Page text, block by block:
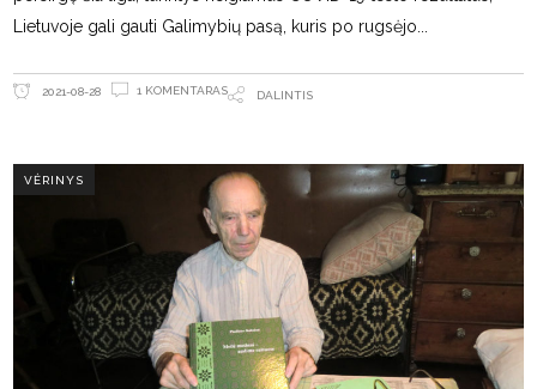
Lietuvoje gali gauti Galimybių pasą, kuris po rugsėjo
2021-08-28 1 KOMENTARAS DALINTIS
VĖRINYS